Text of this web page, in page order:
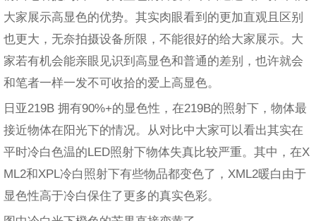
大家展示高显色的优势。其实肉眼看到的更加直观且区别
也更大，无奈拍摄设备所限，不能很好的给大家展示。大
家若有机会能亲眼见识到高显色和普通的差别，也许就会
和笔者一样一发不可收拾的爱上高显色。
日亚219B 拥有90%+的显色性，在219B的照射下，物体最
接近物体在阳光下的情况。从对比中大家可以看出其实在
平时冷白色温的LED照射下物体失真比较严重。其中，在X
ML2和XPL冷白照射下有些物品都变色了，XML2暖白由于
显色性高于冷白保住了更多的真实色彩。